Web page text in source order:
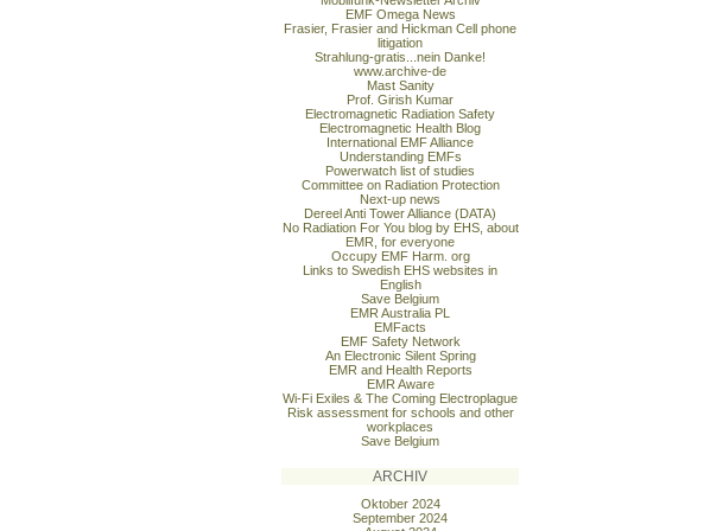
EMF Omega News
Frasier, Frasier and Hickman Cell phone
litigation
Strahlung-gratis...nein Danke!
www.archive-de
Mast Sanity
Prof. Girish Kumar
Electromagnetic Radiation Safety
Electromagnetic Health Blog
International EMF Alliance
Understanding EMFs
Powerwatch list of studies
Committee on Radiation Protection
Next-up news
Dereel Anti Tower Alliance (DATA)
No Radiation For You blog by EHS, about
EMR, for everyone
Occupy EMF Harm. org
Links to Swedish EHS websites in
English
Save Belgium
EMR Australia PL
EMFacts
EMF Safety Network
An Electronic Silent Spring
EMR and Health Reports
EMR Aware
Wi-Fi Exiles & The Coming Electroplague
Risk assessment for schools and other
workplaces
Save Belgium
ARCHIV
Oktober 2024
September 2024